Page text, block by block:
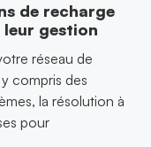
de recharge
gestion
réseau de
compris des
la résolution à
pour